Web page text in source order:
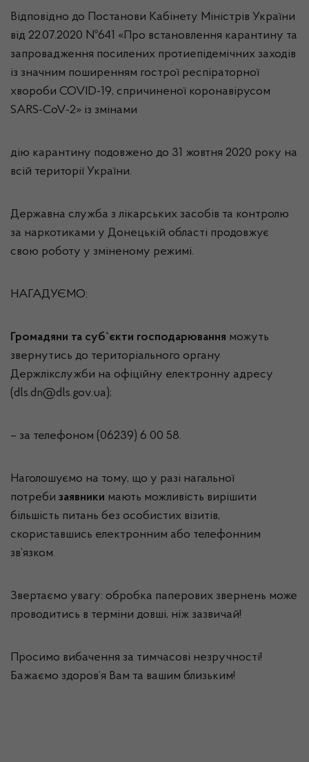
Відповідно до Постанови Кабінету Міністрів України
від 22.07.2020 №641 «Про встановлення карантину та
запровадження посилених протиепідемічних заходів
із значним поширенням гострої респіраторної
хвороби COVID-19, спричиненої коронавірусом
SARS-CoV-2» із змінами
дію карантину подовжено до 31 жовтня 2020 року на
всій території України.
Державна служба з лікарських засобів та контролю
за наркотиками у Донецькій області продовжує
свою роботу у зміненому режимі.
НАГАДУЄМО:
Громадяни та суб`єкти господарювання можуть
звернутись до територіального органу
Держлікслужби на офіційну електронну адресу
(dls.dn@dls.gov.ua);
– за телефоном (06239) 6 00 58.
Наголошуємо на тому, що у разі нагальної
потреби заявники мають можливість вирішити
більшість питань без особистих візитів,
скориставшись електронним або телефонним
зв’язком.
Звертаємо увагу: обробка паперових звернень може
проводитись в терміни довші, ніж зазвичай!
Просимо вибачення за тимчасові незручності!
Бажаємо здоров’я Вам та вашим близьким!